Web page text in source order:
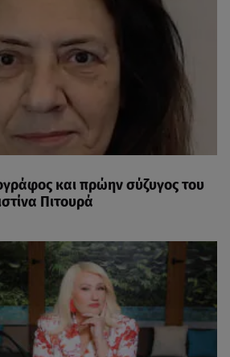
και πρώην σύζυγος του
Πιτουρά